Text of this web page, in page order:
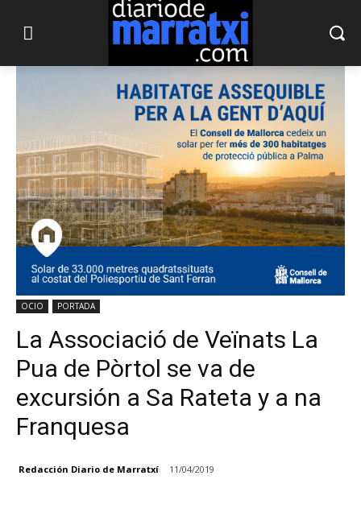
OCIO PORTADA
La Associació de Veïnats La
Pua de Pòrtol se va de
excursión a Sa Rateta y a na
Franquesa
Redacción Diario de Marratxí 11/04/2019